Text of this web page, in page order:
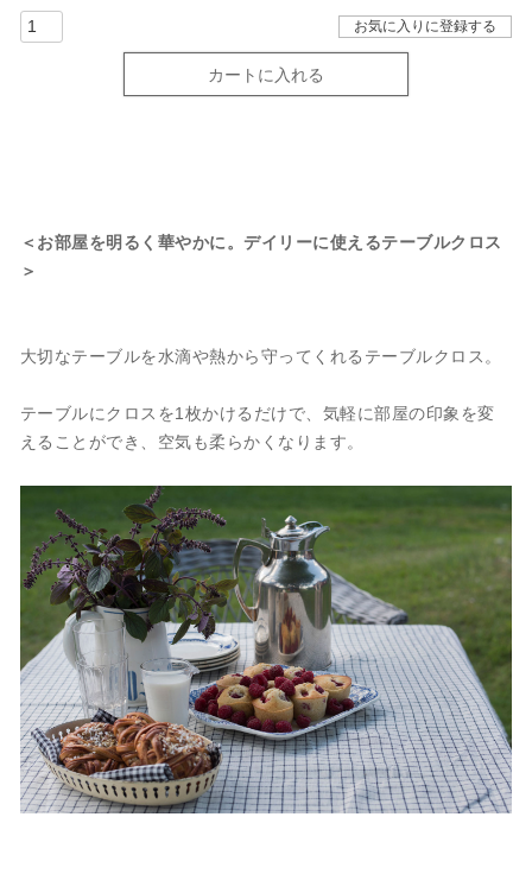
お気に入りに登録する
カートに入れる
＜お部屋を明るく華やかに。デイリーに使えるテーブルクロス
＞
大切なテーブルを水滴や熱から守ってくれるテーブルクロス。
テーブルにクロスを1枚かけるだけで、気軽に部屋の印象を変
えることができ、空気も柔らかくなります。